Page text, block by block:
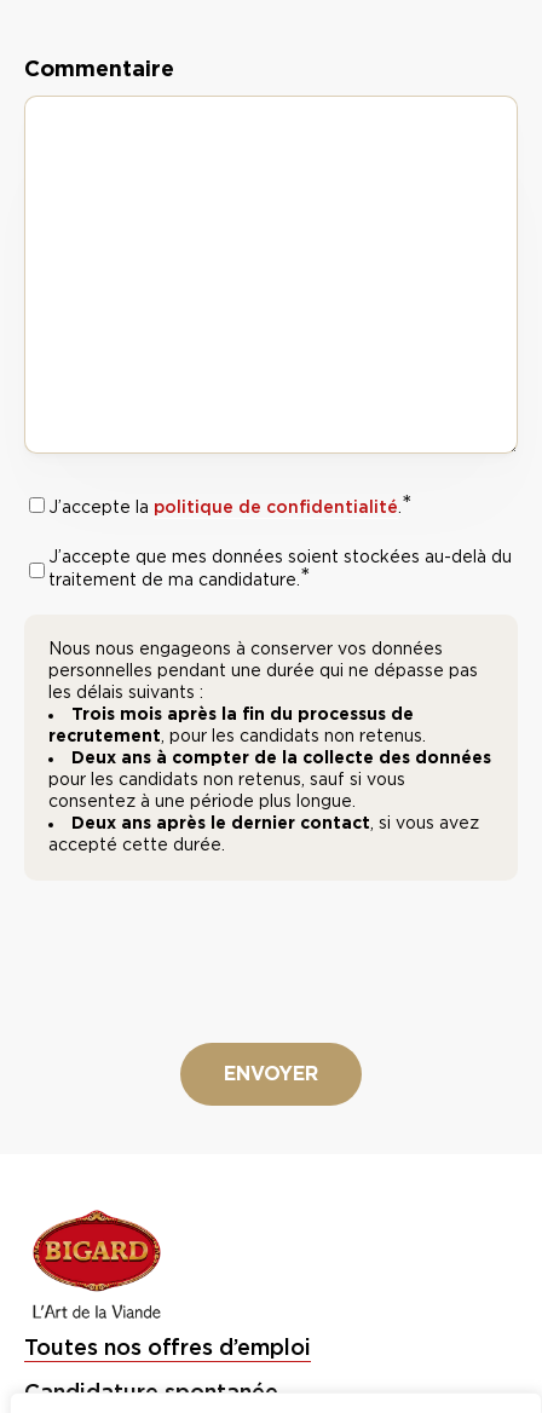
Commentaire
RGPD :
confidentialité *
J’accepte la politique de confidentialité.*
RGPD :
des
données*
J’accepte que mes données soient stockées au-delà du
traitement de ma candidature.*
Nous nous engageons à conserver vos données
personnelles pendant une durée qui ne dépasse pas
les délais suivants :
Trois mois après la fin du processus de
recrutement, pour les candidats non retenus.
Deux ans à compter de la collecte des données
pour les candidats non retenus, sauf si vous
consentez à une période plus longue.
Deux ans après le dernier contact, si vous avez
accepté cette durée.
Toutes nos offres d’emploi
Candidature spontanée